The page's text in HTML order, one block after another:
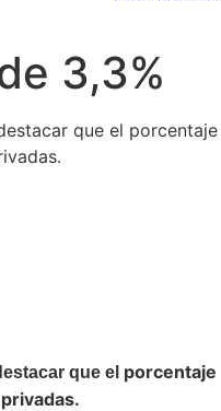
3,3%
que el porcentaje
que el porcentaje